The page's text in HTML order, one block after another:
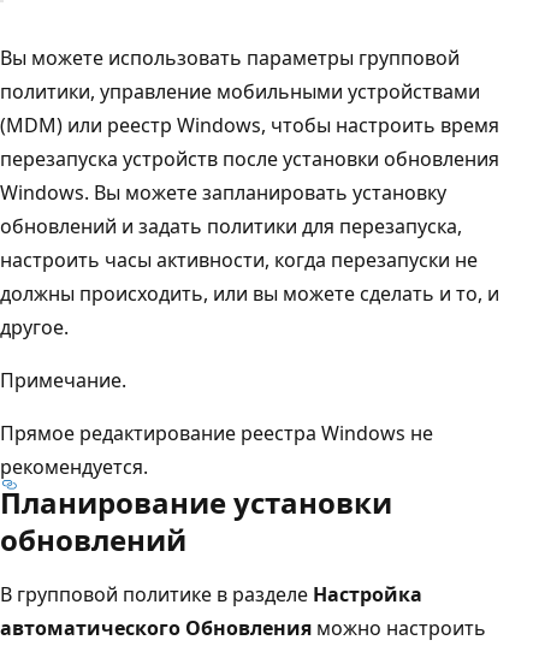
Вы можете использовать параметры групповой
политики, управление мобильными устройствами
(MDM) или реестр Windows, чтобы настроить время
перезапуска устройств после установки обновления
Windows. Вы можете запланировать установку
обновлений и задать политики для перезапуска,
настроить часы активности, когда перезапуски не
должны происходить, или вы можете сделать и то, и
другое.
Примечание.
Прямое редактирование реестра Windows не
рекомендуется.
Планирование установки
обновлений
В групповой политике в разделе Настройка
автоматического Обновления можно настроить